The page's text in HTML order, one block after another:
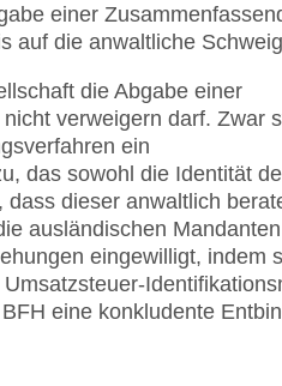
einer
auf die anwaltliche
die Abgabe einer
verweigern darf. Zwar
ein
das sowohl die Identität
dieser anwaltlich
ausländischen
eingewilligt, indem
eine konkludente